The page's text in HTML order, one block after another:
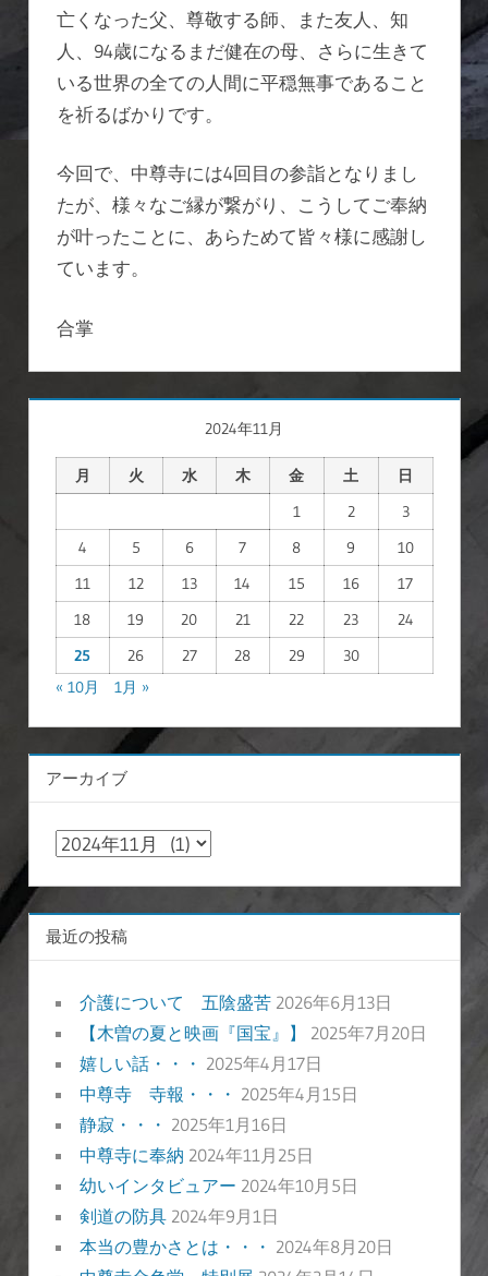
亡くなった父、尊敬する師、また友人、知
人、94歳になるまだ健在の母、さらに生きて
いる世界の全ての人間に平穏無事であること
を祈るばかりです。
今回で、中尊寺には4回目の参詣となりまし
たが、様々なご縁が繋がり、こうしてご奉納
が叶ったことに、あらためて皆々様に感謝し
ています。
合掌
2024年11月
月 火 水 木 金 土
日
1
2
3
4
5 6 7 8 9
10
11
12 13 14 15 16
17
18
19 20 21 22 23
24
25
26 27 28 29
30
« 10月
1月 »
アーカイブ
ア
イ
ブ
最近の投稿
介護について 五陰盛苦 2026年6月13日
【木曽の夏と映画『国宝』】
2025年7月20日
嬉しい話・・・ 2025年4月17日
中尊寺 寺報・・・ 2025年4月15日
静寂・・・ 2025年1月16日
中尊寺に奉納 2024年11月25日
幼いインタビュアー 2024年10月5日
剣道の防具 2024年9月1日
本当の豊かさとは・・・ 2024年8月20日